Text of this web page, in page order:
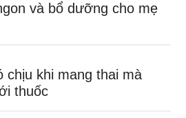
và bổ dưỡng cho mẹ
chịu khi mang thai mà
thuốc